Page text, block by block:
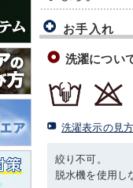
お手入れ
洗濯につい
洗濯表示の見
絞り不可。
脱水機を使用し